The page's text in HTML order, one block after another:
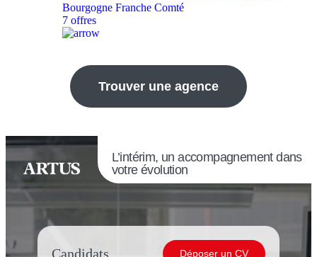
Bourgogne Franche Comté
7 offres
Trouver une agence
L’intérim, un accompagnement dans
votre évolution
Candidats
Déposer un CV